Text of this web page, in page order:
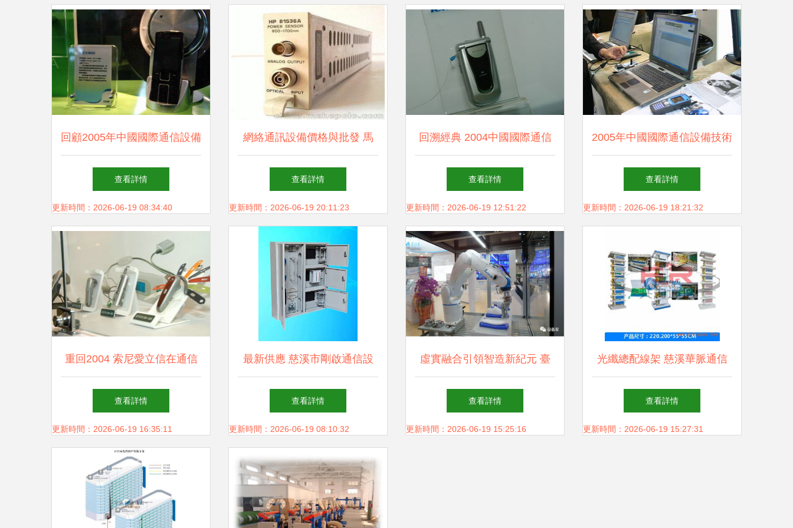
回顧2005年中國國際通信設備
技術展 3G手機產品秀圖片與
通訊設備革新
查看詳情
更新時間：2026-06-19 08:34:40
網絡通訊設備價格與批發 馬
可波羅平臺的采購選型指南
查看詳情
更新時間：2026-06-19 20:11:23
回溯經典 2004中國國際通信
設備展上聯想的驚艷之作
查看詳情
更新時間：2026-06-19 12:51:22
2005年中國國際通信設備技術
展回顧 3G手機產品秀風采
查看詳情
更新時間：2026-06-19 18:21:32
重回2004 索尼愛立信在通信
展上的驚艷亮相
查看詳情
更新時間：2026-06-19 16:35:11
最新供應 慈溪市剛啟通信設
備廠優質通訊設備一覽
查看詳情
更新時間：2026-06-19 08:10:32
虛實融合引領智造新紀元 臺
達全套解鎖未來的匠心之作亮
相臺北國際自動化工業大展
查看詳情
更新時間：2026-06-19 15:25:16
光纖總配線架 慈溪華脈通信
設備廠的高效通訊解決方案
查看詳情
更新時間：2026-06-19 15:27:31